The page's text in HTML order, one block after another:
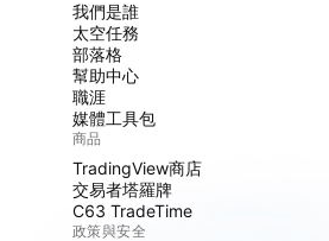
我們是誰
太空任務
部落格
幫助中心
職涯
媒體工具包
商品
TradingView商店
交易者塔羅牌
C63 TradeTime
政策與安全